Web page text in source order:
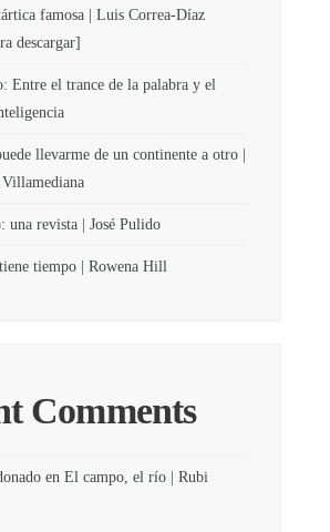
famosa | Luis Correa-Díaz
descargar]
Entre el trance de la palabra y el
llevarme de un continente a otro |
una revista | José Pulido
tiempo | Rowena Hill
Comments
en El campo, el río | Rubi